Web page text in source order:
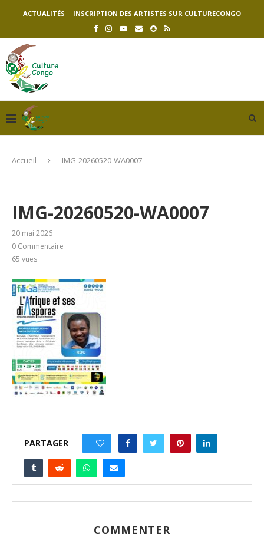
ACTUALITÉS INSCRIPTION DES ARTISTES SUR CULTURECONGO
Accueil IMG-20260520-WA0007
IMG-20260520-WA0007
20 mai 2026
0 Commentaire
65 vues
PARTAGER
COMMENTER